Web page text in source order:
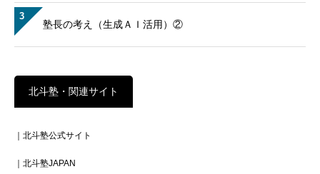
3
塾長の考え（生成ＡＩ活用）②
北斗塾・関連サイト
｜北斗塾公式サイト
｜北斗塾JAPAN